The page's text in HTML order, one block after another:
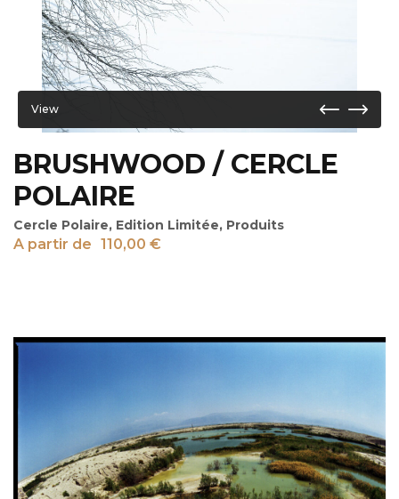
View
BRUSHWOOD / CERCLE
POLAIRE
Cercle Polaire, Edition Limitée, Produits
A partir de 110,00 €